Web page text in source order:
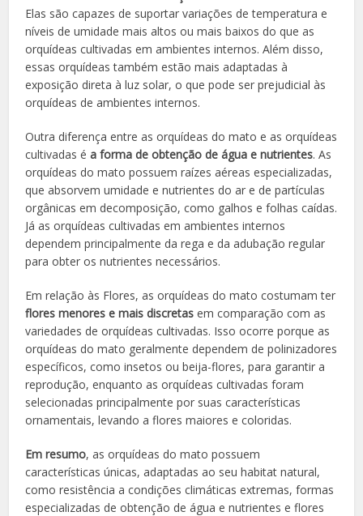
Elas são capazes de suportar variações de temperatura e
níveis de umidade mais altos ou mais baixos do que as
orquídeas cultivadas em ambientes internos. Além disso,
essas orquídeas também estão mais adaptadas à
exposição direta à luz solar, o que pode ser prejudicial às
orquídeas de ambientes internos.
Outra diferença entre as orquídeas do mato e as orquídeas
cultivadas éa forma de obtenção de água e nutrientes. As
orquídeas do mato possuem raízes aéreas especializadas,
que absorvem umidade e nutrientes do ar e de partículas
orgânicas em decomposição, como galhos e folhas caídas.
Já as orquídeas cultivadas em ambientes internos
dependem principalmente da rega e da adubação regular
para obter os nutrientes necessários.
Em relação às Flores, as orquídeas do mato costumam ter
flores menores e mais discretas em comparação com as
variedades de orquídeas cultivadas. Isso ocorre porque as
orquídeas do mato geralmente dependem de polinizadores
específicos, como insetos ou beija-flores, para garantir a
reprodução, enquanto as orquídeas cultivadas foram
selecionadas principalmente por suas características
ornamentais, levando a flores maiores e coloridas.
Em resumo, as orquídeas do mato possuem
características únicas, adaptadas ao seu habitat natural,
como resistência a condições climáticas extremas, formas
especializadas de obtenção de água e nutrientes e flores